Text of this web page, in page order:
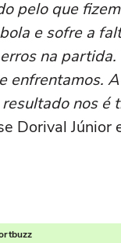
pelo que
e sofre a
na
enfrentamos.
nos
Dorival Júnior